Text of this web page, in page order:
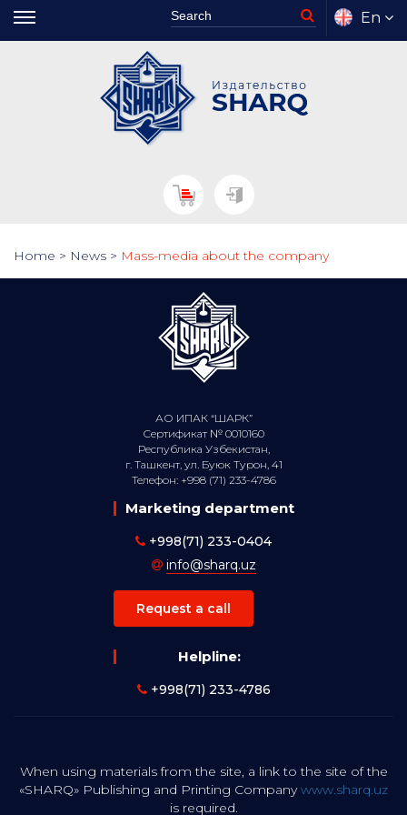
En
Home > News > Mass-media about the company
АО ИПАК “ШАРК”
Сертификат № 0010160
Республика Узбекистан,
г. Ташкент, ул. Буюк Турон, 41
Телефон: +998 (71) 233-4786
Marketing department
+998(71) 233-0404
info@sharq.uz
Request a call
Helpline:
+998(71) 233-4786
When using materials from the site, a link to the site of the
«SHARQ» Publishing and Printing Companywww.sharq.uz
is required.